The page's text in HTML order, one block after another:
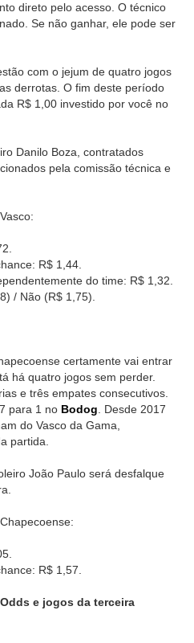
direto pelo acesso. O técnico
Se não ganhar, ele pode ser
com o jejum de quatro jogos
derrotas. O fim deste período
R$ 1,00 investido por você no
Danilo Boza, contratados
pela comissão técnica e
R$ 1,44.
do time: R$ 1,32.
/ Não (R$ 1,75).
certamente vai entrar
há quatro jogos sem perder.
e três empates consecutivos.
para 1 no Bodog. Desde 2017
do Vasco da Gama,
partida.
João Paulo será desfalque
R$ 1,57.
e jogos da terceira